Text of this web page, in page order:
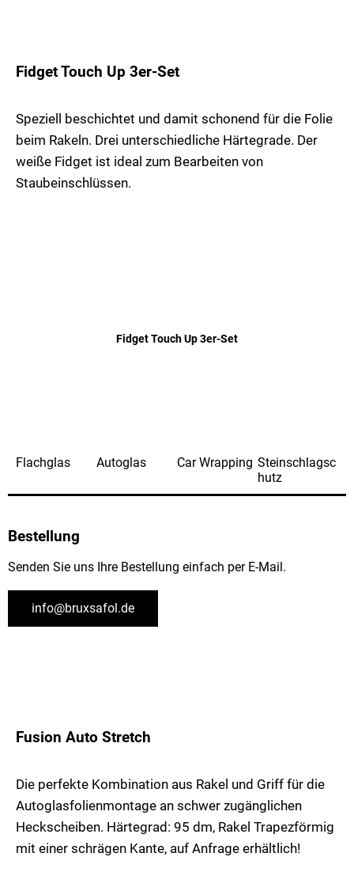
Fidget Touch Up 3er-Set
Speziell beschichtet und damit schonend für die Folie
beim Rakeln. Drei unterschiedliche Härtegrade. Der
weiße Fidget ist ideal zum Bearbeiten von
Staubeinschlüssen.
Fidget Touch Up 3er-Set
Flachglas Autoglas Car Wrapping Steinschlagsc
hutz
Bestellung
Senden Sie uns Ihre Bestellung einfach per E-Mail.
info@bruxsafol.de
Fusion Auto Stretch
Die perfekte Kombination aus Rakel und Griff für die
Autoglasfolienmontage an schwer zugänglichen
Heckscheiben. Härtegrad: 95 dm, Rakel Trapezförmig
mit einer schrägen Kante, auf Anfrage erhältlich!